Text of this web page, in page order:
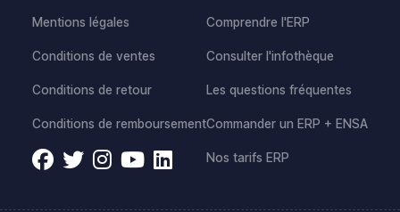
Mentions légales
Conditions de ventes
Conditions de retour
Conditions de remboursement
Comprendre l'ERP
Consulter l'infothèque
Les questions fréquentes
Commander un ERP + ENSA
Nos tarifs ERP